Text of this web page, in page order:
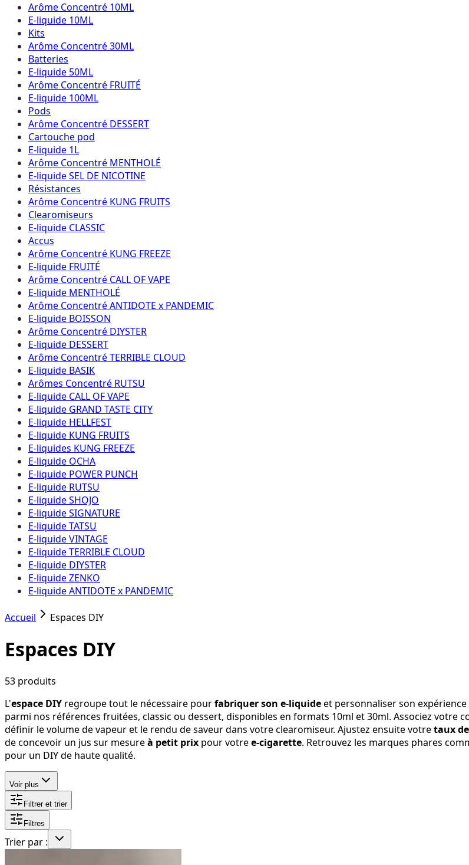
Arôme Concentré 10ML
E-liquide 10ML
Kits
Arôme Concentré 30ML
Batteries
E-liquide 50ML
Arôme Concentré FRUITÉ
E-liquide 100ML
Pods
Arôme Concentré DESSERT
Cartouche pod
E-liquide 1L
Arôme Concentré MENTHOLÉ
E-liquide SEL DE NICOTINE
Résistances
Arôme Concentré KUNG FRUITS
Clearomiseurs
E-liquide CLASSIC
Accus
Arôme Concentré KUNG FREEZE
E-liquide FRUITÉ
Arôme Concentré CALL OF VAPE
E-liquide MENTHOLÉ
Arôme Concentré ANTIDOTE x PANDEMIC
E-liquide BOISSON
Arôme Concentré DIYSTER
E-liquide DESSERT
Arôme Concentré TERRIBLE CLOUD
E-liquide BASIK
Arômes Concentré RUTSU
E-liquide CALL OF VAPE
E-liquide GRAND TASTE CITY
E-liquide HELLFEST
E-liquide KUNG FRUITS
E-liquides KUNG FREEZE
E-liquide OCHA
E-liquide POWER PUNCH
E-liquide RUTSU
E-liquide SHOJO
E-liquide SIGNATURE
E-liquide TATSU
E-liquide VINTAGE
E-liquide TERRIBLE CLOUD
E-liquide DIYSTER
E-liquide ZENKO
E-liquide ANTIDOTE x PANDEMIC
Accueil Espaces DIY
Espaces DIY
53 produits
L'espace DIY regroupe tout le nécessaire pourfabriquer son e-liquideet personnaliser son
parmi nos références fruitées, classic ou dessert, disponibles en formats 10ml et 30ml. Associez votre
définir le volume de vapeur et le rendu de saveur dans votre clearomiseur. Ajustez ensuite votretaux
de concevoir un jus sur mesureà petit prix pour votree-cigarette. Retrouvez les marques phares
pour un DIY de haute qualité.
Voir plus
Filtrer et trier
Filtres
Trier par :